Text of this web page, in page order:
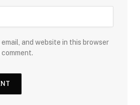
email, and website in this browser